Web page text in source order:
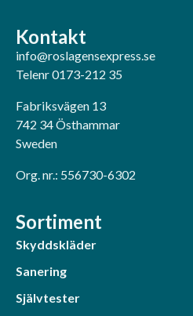
Kontakt
info@roslagensexpress.se
Telenr 0173-212 35
Fabriksvägen 13
742 34 Östhammar
Sweden
Org. nr.: 556730-6302
Sortiment
Skyddskläder
Sanering
Självtester